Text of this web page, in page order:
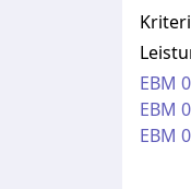
EBM
EBM
EBM